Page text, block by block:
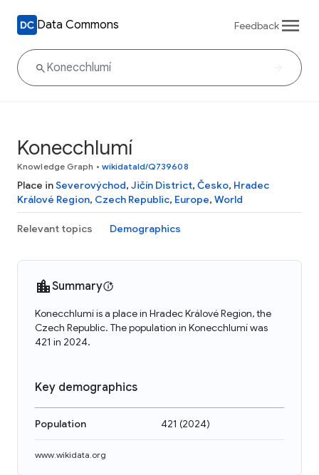
Data Commons Feedback
Konecchlumí
Knowledge Graph • wikidataId/Q739608
Place inSeverovýchod, Jičín District, Česko, Hradec
Králové Region, Czech Republic, Europe, World
Relevant topics Demographics
Summary
Konecchlumí is a place in Hradec Králové Region, the
Czech Republic. The population in Konecchlumí was
421 in 2024.
Key demographics
Population 421 (2024)
www.wikidata.org